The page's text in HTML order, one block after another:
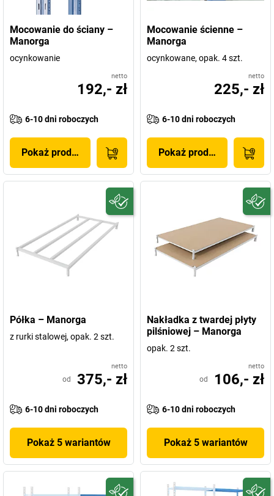
Mocowanie do ściany –
Manorga
ocynkowanie
netto
192,- zł
6-10 dni roboczych
Pokaż produkt
Mocowanie ścienne –
Manorga
ocynkowane, opak. 4 szt.
netto
225,- zł
6-10 dni roboczych
Pokaż produkt
Półka – Manorga
z rurki stalowej, opak. 2 szt.
netto
od 375,- zł
6-10 dni roboczych
Pokaż 5 wariantów
Nakładka z twardej płyty
pilśniowej – Manorga
opak. 2 szt.
netto
od 106,- zł
6-10 dni roboczych
Pokaż 5 wariantów